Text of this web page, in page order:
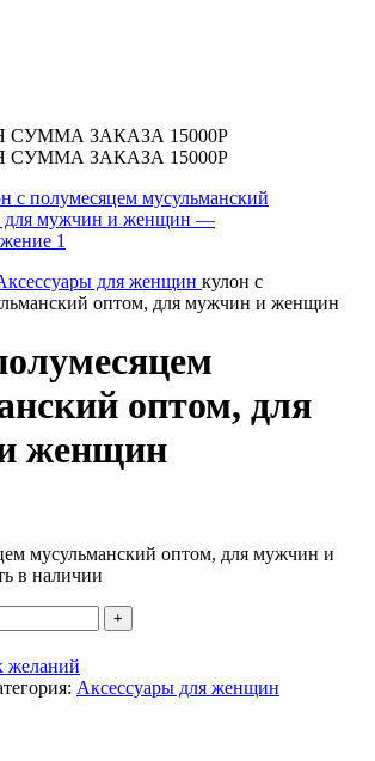
ЗАКАЗА 15000Р
ЗАКАЗА 15000Р
для женщин кулон с
оптом, для мужчин и женщин
оптом, для
женщин
мусульманский оптом, для мужчин и
в наличии
желаний
Аксессуары для женщин